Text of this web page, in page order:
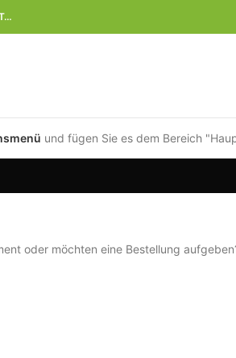
und fügen Sie es dem Bereich
oder möchten eine Bestellung